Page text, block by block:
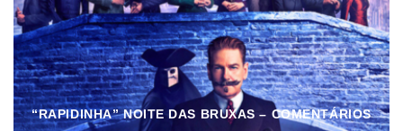
“RAPIDINHA” NOITE DAS BRUXAS – COMENTÁRIOS